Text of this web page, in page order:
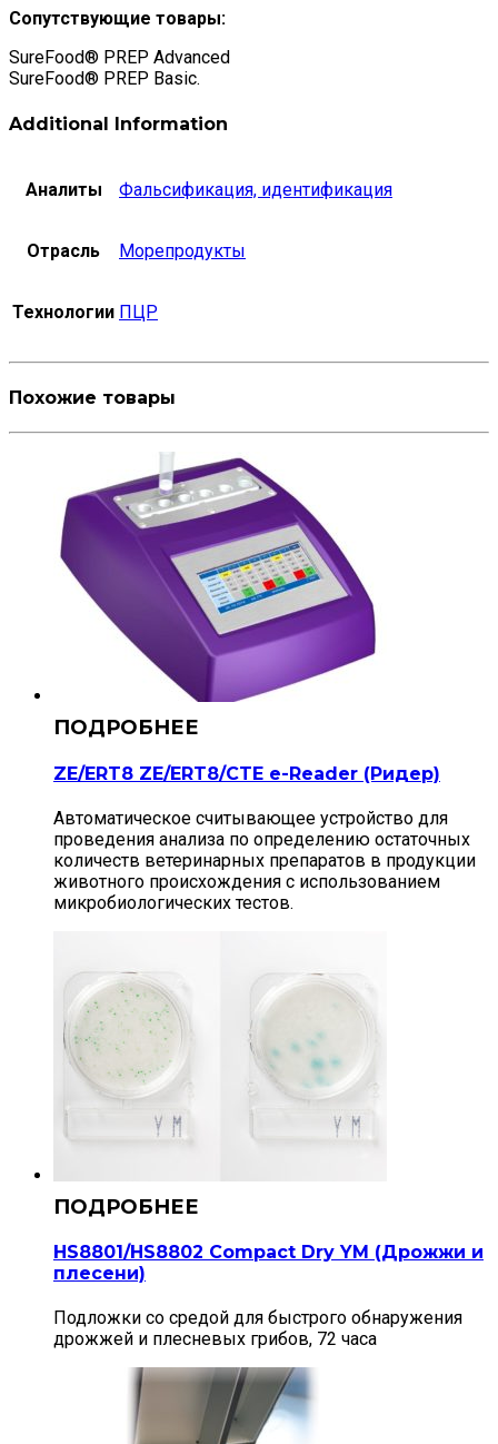
Сопутствующие товары:
SureFood® PREP Advanced
SureFood® PREP Basic.
Additional Information
Аналиты Фальсификация, идентификация
Отрасль Морепродукты
Технологии ПЦР
Похожие товары
ZE/ERT8 ZE/ERT8/CTE e-Reader (Ридер)
Автоматическое считывающее устройство для
проведения анализа по определению остаточных
количеств ветеринарных препаратов в продукции
животного происхождения с использованием
микробиологических тестов.
HS8801/HS8802 Compact Dry YM (Дрожжи и
плесени)
Подложки со средой для быстрого обнаружения
дрожжей и плесневых грибов, 72 часа